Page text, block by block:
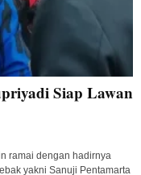
Siap Lawan
ramai dengan hadirnya
yakni Sanuji Pentamarta